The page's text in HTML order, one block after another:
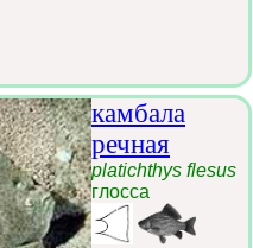
камбала
речная
platichthys flesus
глосса